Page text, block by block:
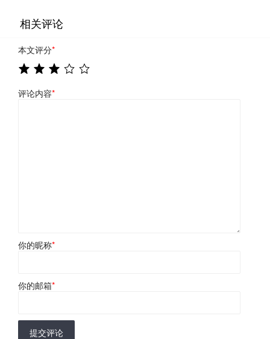
相关评论
本文评分*
评论内容*
你的昵称*
你的邮箱*
提交评论